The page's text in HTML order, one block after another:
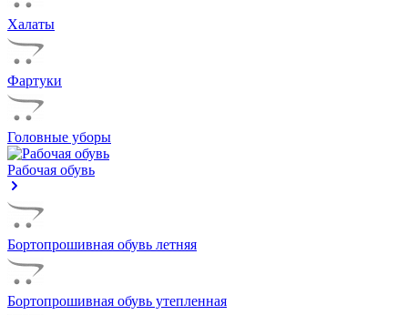
Халаты
Фартуки
Головные уборы
Рабочая обувь
Бортопрошивная обувь летняя
Бортопрошивная обувь утепленная